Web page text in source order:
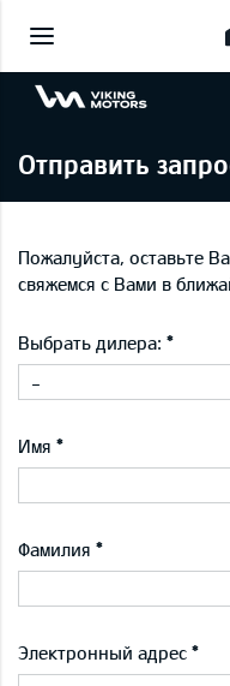
Отправить
Пожалуйста, оставьте
свяжемся с Вами в
Выбрать дилера:
-
Имя
Фамилия
Электронный адрес